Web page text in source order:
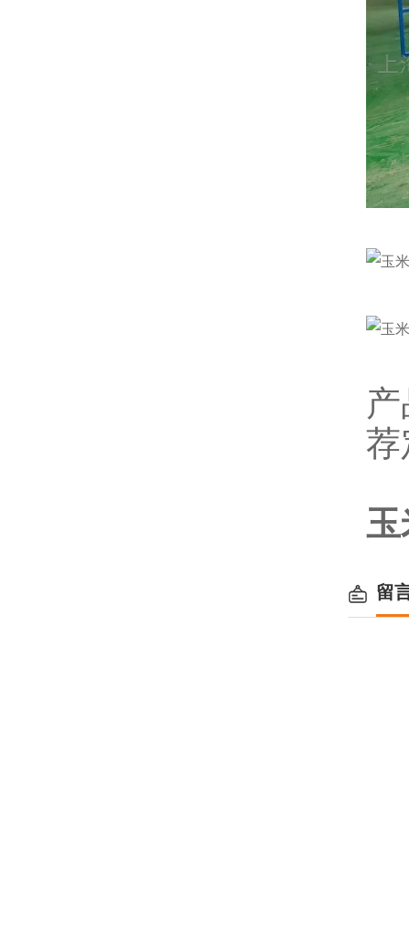
荐
玉
留